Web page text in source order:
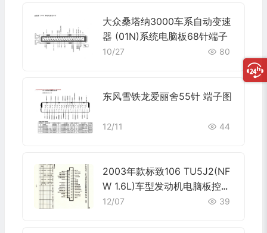
大众桑塔纳3000车系自动变速
器 (01N)系统电脑板68针端子
10/27 80
东风雪铁龙爱丽舍55针 端子图
12/11 44
2003年款标致106 TU5J2(NF
W 1.6L)车型发动机电脑板控制
模块针脚35针 端子图
12/07 39